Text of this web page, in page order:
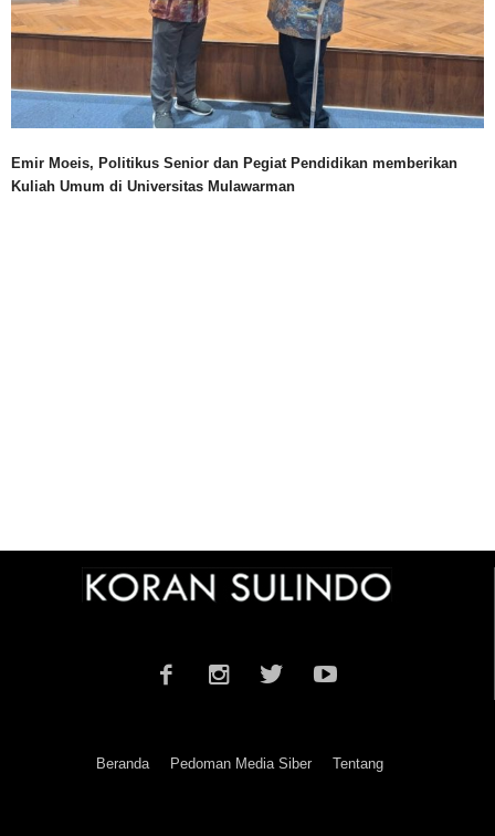
Emir Moeis, Politikus Senior dan Pegiat Pendidikan memberikan
Kuliah Umum di Universitas Mulawarman
Beranda Pedoman Media Siber Tentang